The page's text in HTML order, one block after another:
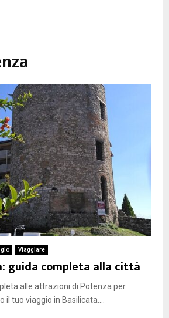
Viaggiare
guida completa alla città
alle attrazioni di Potenza per
tuo viaggio in Basilicata....